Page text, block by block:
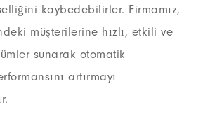
kaybedebilirler. Firmamız,
müşterilerine hızlı, etkili ve
sunarak otomatik
artırmayı